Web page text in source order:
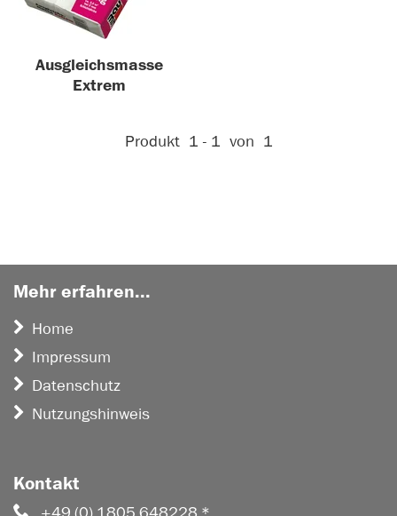
Ausgleichsmasse
Extrem
Aktive Filter:
Produkt 1 - 1 von 1
Mehr erfahren...
Home
Impressum
Datenschutz
Nutzungshinweis
Kontakt